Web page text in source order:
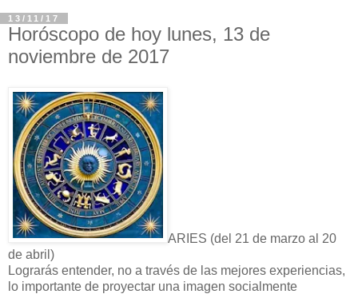
13/11/17
Horóscopo de hoy lunes, 13 de
noviembre de 2017
ARIES (del 21 de marzo al 20
de abril)
Lograrás entender, no a través de las mejores experiencias,
lo importante de proyectar una imagen socialmente